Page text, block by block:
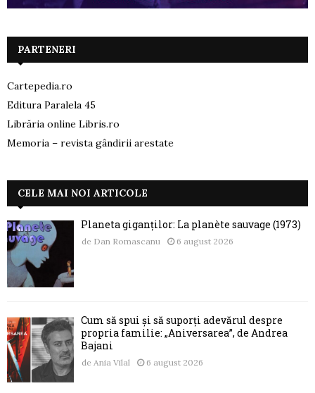
PARTENERI
Cartepedia.ro
Editura Paralela 45
Librăria online Libris.ro
Memoria – revista gândirii arestate
CELE MAI NOI ARTICOLE
Planeta giganților: La planète sauvage (1973)
de Dan Romascanu 6 august 2026
Cum să spui și să suporți adevărul despre
propria familie: „Aniversarea”, de Andrea
Bajani
de Ania Vilal 6 august 2026